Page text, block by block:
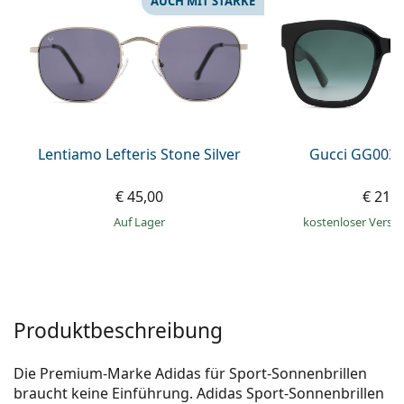
Prada
Alle Marken
Lentiamo Lefteris Stone Silver
€ 45,00
auf Lager
Gucci
€
kostenloser
Produktbeschreibung
Die Premium-Marke Adidas für Sport-Sonnenbrillen
braucht keine Einführung. Adidas Sport-Sonnenbrillen